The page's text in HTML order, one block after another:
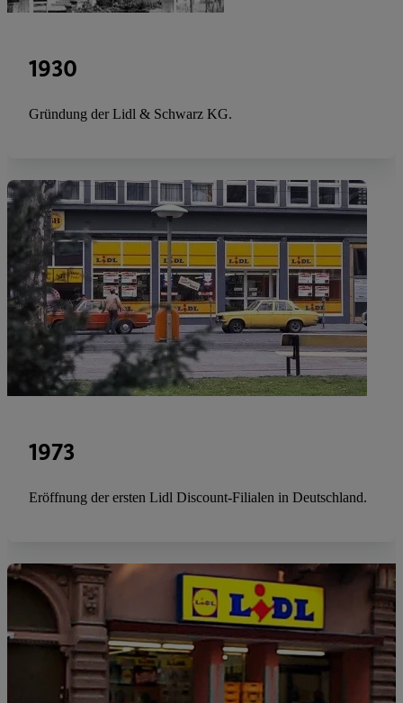
1930
Gründung der Lidl & Schwarz KG.
1973
Eröffnung der ersten Lidl Discount-Filialen in Deutschland.